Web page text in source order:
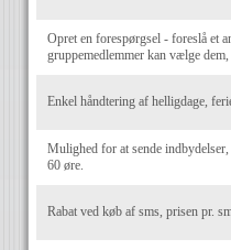
Opret en forespørgsel - foreslå et
gruppemedlemmer kan vælge dem,
Enkel håndtering af helligdage,
Mulighed for at sende
60 øre.
Rabat ved køb af sms, prisen pr.